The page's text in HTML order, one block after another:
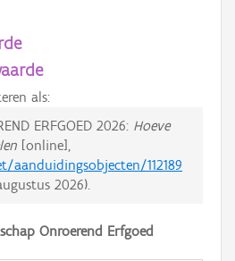
als:
ERFGOED 2026: Hoeve
[online],
aanduidingsobjecten/112189
2026).
Onroerend Erfgoed